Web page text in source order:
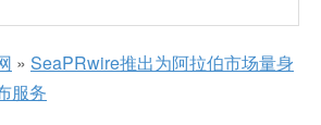
» SeaPRwire推出为阿拉伯市场量身
服务